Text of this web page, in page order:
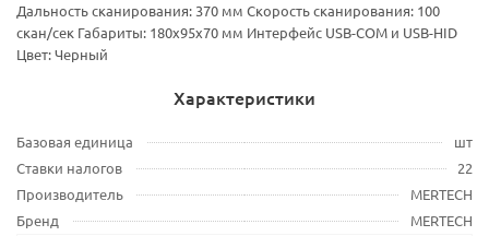
Дальность сканирования: 370 мм Скорость сканирования: 100
скан/сек Габариты: 180х95х70 мм Интерфейс USB-COM и USB-HID
Цвет: Черный
Характеристики
Базовая единица
шт
Ставки налогов
22
Производитель
MERTECH
Бренд
MERTECH